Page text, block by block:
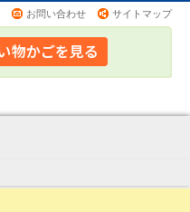
お問い合わせ サイトマップ